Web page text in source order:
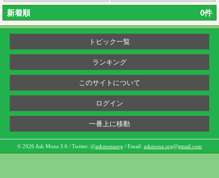
新着順 0件
トピック一覧
ランキング
このサイトについて
ログイン
一番上に移動
© 2026 Ask Mona 3.0 / Twitter: @askmonaorg / Email: askmona.org@gmail.com